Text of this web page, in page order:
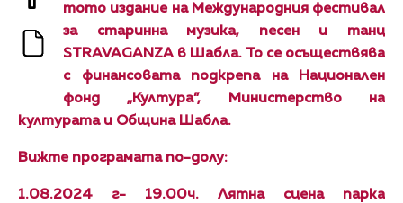
тото издание на Международния фестивал
за старинна музика, песен и танц
STRAVAGANZA в Шабла. То се осъществява
с финансовата подкрепа на Национален
фонд „Култура”, Министерство на
културата и Община Шабла.
Вижте програмата по-долу:
1.08.2024 г- 19.00ч. Лятна сцена парка